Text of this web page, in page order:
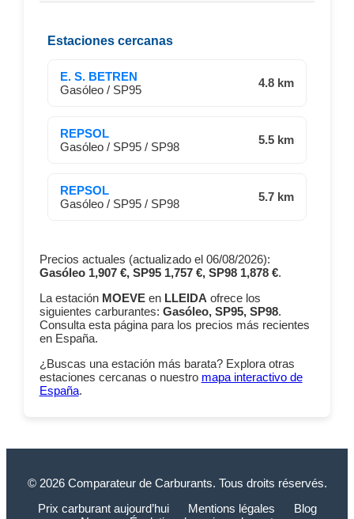
Estaciones cercanas
E. S. BETREN
Gasóleo / SP95
4.8 km
REPSOL
Gasóleo / SP95 / SP98
5.5 km
REPSOL
Gasóleo / SP95 / SP98
5.7 km
Precios actuales (actualizado el 06/08/2026):
Gasóleo 1,907 €, SP95 1,757 €, SP98 1,878 €.
La estación MOEVEen LLEIDA ofrece los
siguientes carburantes: Gasóleo, SP95, SP98.
Consulta esta página para los precios más recientes
en España.
¿Buscas una estación más barata? Explora otras
estaciones cercanas o nuestro mapa interactivo de
España.
© 2026 Comparateur de Carburants. Tous droits réservés.
Prix carburant aujourd’hui
Mentions légales
Blog